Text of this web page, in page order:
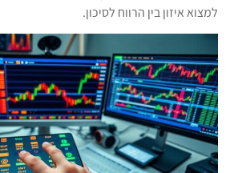
למצוא איזון בין הרווח לסיכון.